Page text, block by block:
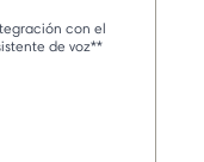
con el
de voz**